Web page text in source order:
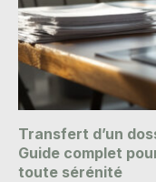
Transfert d’un
Guide complet
toute sérénité